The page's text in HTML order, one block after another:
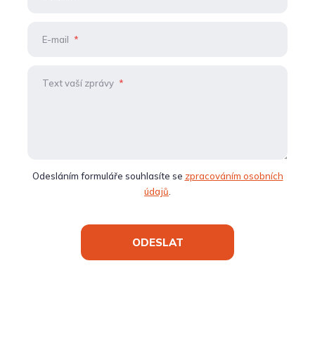
E-mail *
Text vaší zprávy *
Odesláním formuláře souhlasíte se zpracováním osobních
údajů.
ODESLAT